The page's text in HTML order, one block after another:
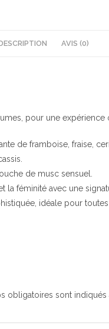
AVIS (0)
pour une expérience
de framboise, fraise,
de musc sensuel.
la féminité avec une
idéale pour
obligatoires sont indiqués